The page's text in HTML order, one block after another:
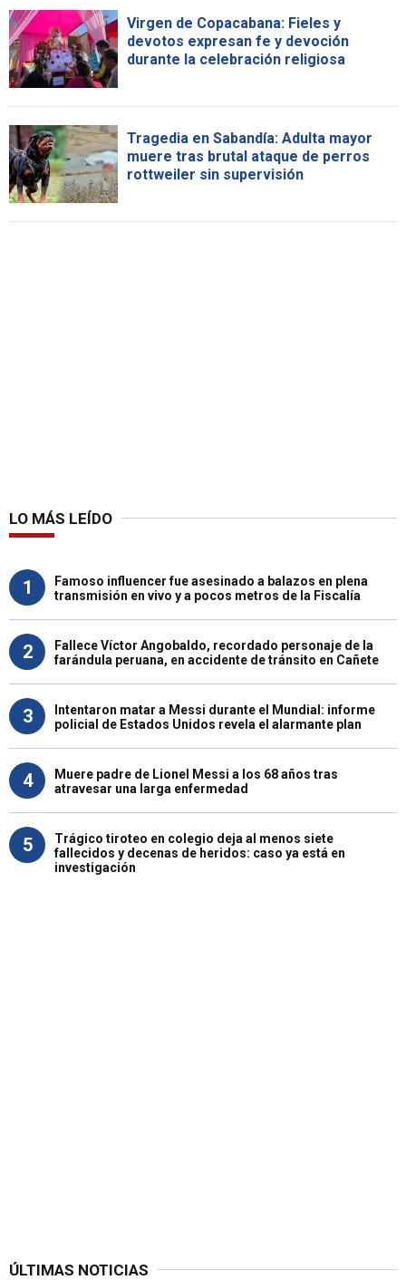
Virgen de Copacabana: Fieles y
devotos expresan fe y devoción
durante la celebración religiosa
Tragedia en Sabandía: Adulta mayor
muere tras brutal ataque de perros
rottweiler sin supervisión
LO MÁS LEÍDO
1
Famoso influencer fue asesinado a balazos en plena
transmisión en vivo y a pocos metros de la Fiscalía
2
Fallece Víctor Angobaldo, recordado personaje de la
farándula peruana, en accidente de tránsito en Cañete
3
Intentaron matar a Messi durante el Mundial: informe
policial de Estados Unidos revela el alarmante plan
4
Muere padre de Lionel Messi a los 68 años tras
atravesar una larga enfermedad
5
Trágico tiroteo en colegio deja al menos siete
fallecidos y decenas de heridos: caso ya está en
investigación
ÚLTIMAS NOTICIAS